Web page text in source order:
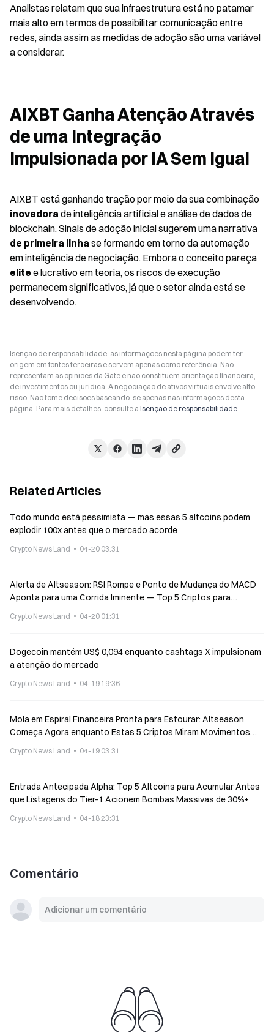
Analistas relatam que sua infraestrutura está no patamar
mais alto em termos de possibilitar comunicação entre
redes, ainda assim as medidas de adoção são uma variável
a considerar.
AIXBT Ganha Atenção Através
de uma Integração
Impulsionada por IA Sem Igual
inovadora de inteligência artificial e análise de dados de
de primeira linha se formando em torno da automação
elite e lucrativo em teoria, os riscos de execução
permanecem significativos, já que o setor ainda está se
desenvolvendo.
Isenção de responsabilidade: as informações nesta página podem ter
origem em fontes terceiras e servem apenas como referência. Não
representam as opiniões da Gate e não constituem orientação financeira,
de investimentos ou jurídica. A negociação de ativos virtuais envolve alto
risco. Não tome decisões baseando-se apenas nas informações desta
página. Para mais detalhes, consulte a Isenção de responsabilidade.
Related Articles
Todo mundo está pessimista — mas essas 5 altcoins podem
explodir 100x antes que o mercado acorde
Crypto News Land 04-20 03:31
Alerta de Altseason: RSI Rompe e Ponto de Mudança do MACD
Aponta para uma Corrida Iminente — Top 5 Criptos para
Crypto News Land 04-20 01:31
Dogecoin mantém US$ 0,094 enquanto cashtags X impulsionam
a atenção do mercado
Crypto News Land 04-19 19:36
Mola em Espiral Financeira Pronta para Estourar: Altseason
Começa Agora enquanto Estas 5 Criptos Miram Movimentos
Crypto News Land 04-19 03:31
Entrada Antecipada Alpha: Top 5 Altcoins para Acumular Antes
que Listagens do Tier-1 Acionem Bombas Massivas de 30%+
Crypto News Land 04-18 23:31
Comentário